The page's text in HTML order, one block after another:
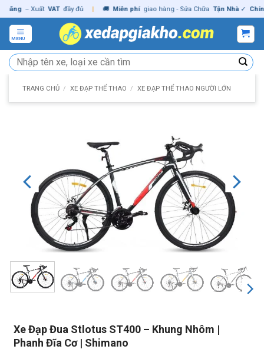
Skip
to
content
– Xuất VAT đầy đủ | 🚚 Miễn phí giao hàng - Sửa Chữa Tận Nhà ✓ Chính
MENU
Tìm
kiếm:
TRANG CHỦ / XE ĐẠP THỂ THAO / XE ĐẠP THỂ THAO NGƯỜI LỚN
Xe Đạp Đua Stlotus ST400 – Khung Nhôm |
Phanh Đĩa Cơ | Shimano